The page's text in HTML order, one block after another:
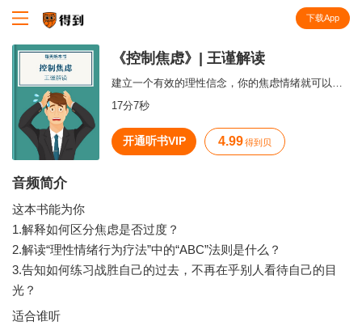
下载App
《控制焦虑》| 王谨解读
建立一个有效的理性信念，你的焦虑情绪就可以控制在一个无害的范围之内。
17分7秒
开通听书VIP 4.99 得到贝
音频简介
这本书能为你
1.解释如何区分焦虑是否过度？
2.解读“理性情绪行为疗法”中的“ABC”法则是什么？
3.告知如何练习战胜自己的过去，不再在乎别人看待自己的目
适合谁听